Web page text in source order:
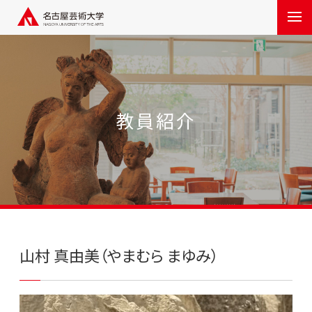
教員紹介
山村 真由美（やまむら まゆみ）